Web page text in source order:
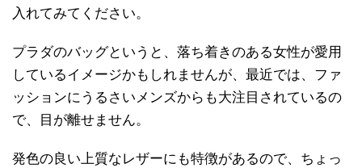
入れてみてください。
プラダのバッグというと、落ち着きのある女性が愛用
しているイメージかもしれませんが、最近では、ファ
ッションにうるさいメンズからも大注目されているの
で、目が離せません。
発色の良い上質なレザーにも特徴があるので、ちょっ